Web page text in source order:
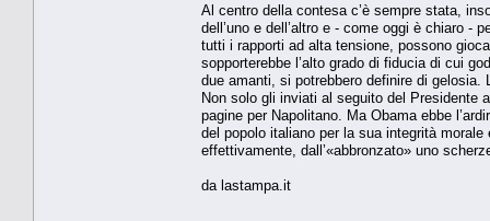
Al centro della contesa c’è sempre stata,
dell’uno e dell’altro e - come oggi è chiaro -
tutti i rapporti ad alta tensione, possono
sopporterebbe l’alto grado di fiducia di cui
due amanti, si potrebbero definire di gelosia.
Non solo gli inviati al seguito del Presidente
pagine per Napolitano. Ma Obama ebbe
del popolo italiano per la sua integrità
effettivamente, dall’«abbronzato» uno
da lastampa.it